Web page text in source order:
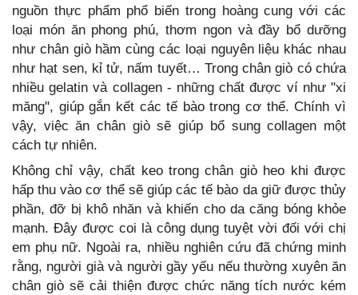
nguồn thực phẩm phổ biến trong hoàng cung với các
loại món ăn phong phú, thơm ngon và đầy bổ dưỡng
như chân giò hầm cùng các loại nguyên liệu khác nhau
như hạt sen, kỉ tử, nấm tuyết… Trong chân giò có chứa
nhiều gelatin và collagen - những chất được ví như "xi
măng", giúp gắn kết các tế bào trong cơ thể. Chính vì
vậy, việc ăn chân giò sẽ giúp bổ sung collagen một
cách tự nhiên.
Không chỉ vậy, chất keo trong chân giò heo khi được
hấp thu vào cơ thể sẽ giúp các tế bào da giữ được thủy
phần, đỡ bị khô nhăn và khiến cho da căng bóng khỏe
mạnh. Đây được coi là công dụng tuyệt vời đối với chị
em phụ nữ. Ngoài ra, nhiều nghiên cứu đã chứng minh
rằng, người già và người gầy yếu nếu thường xuyên ăn
chân giò sẽ cải thiện được chức năng tích nước kém